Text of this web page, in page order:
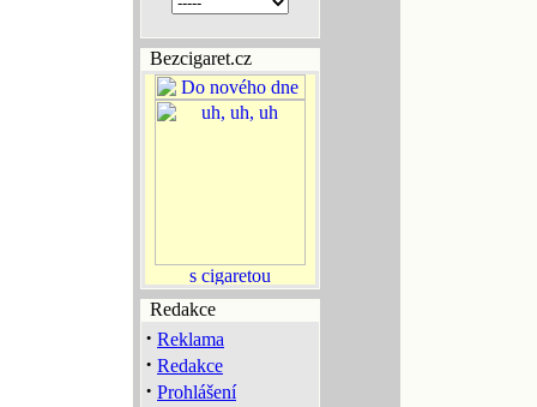
Bezcigaret.cz
Redakce
· Reklama
· Redakce
· Prohlášení